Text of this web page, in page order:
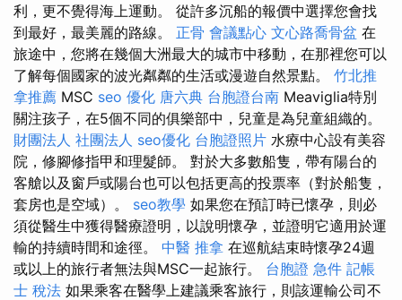
利，更不覺得海上運動。 從許多沉船的報價中選擇您會找
到最好，最美麗的路線。 正骨 會議點心 文心路喬骨盆 在
旅途中，您將在幾個大洲最大的城市中移動，在那裡您可以
了解每個國家的波光粼粼的生活或漫遊自然景點。 竹北推
拿推薦 MSC seo 優化 唐六典 台胞證台南 Meaviglia特別
關注孩子，在5個不同的俱樂部中，兒童是為兒童組織的。
財團法人 社團法人 seo優化 台胞證照片 水療中心設有美容
院，修腳修指甲和理髮師。 對於大多數船隻，帶有陽台的
客艙以及窗戶或陽台也可以包括更高的投票率（對於船隻，
套房也是空域）。 seo教學 如果您在預訂時已懷孕，則必
須從醫生中獲得醫療證明，以說明懷孕，並證明它適用於運
輸的持續時間和途徑。 中醫 推拿 在巡航結束時懷孕24週
或以上的旅行者無法與MSC一起旅行。 台胞證 急件 記帳
士 稅法 如果乘客在醫學上建議乘客旅行，則該運輸公司不